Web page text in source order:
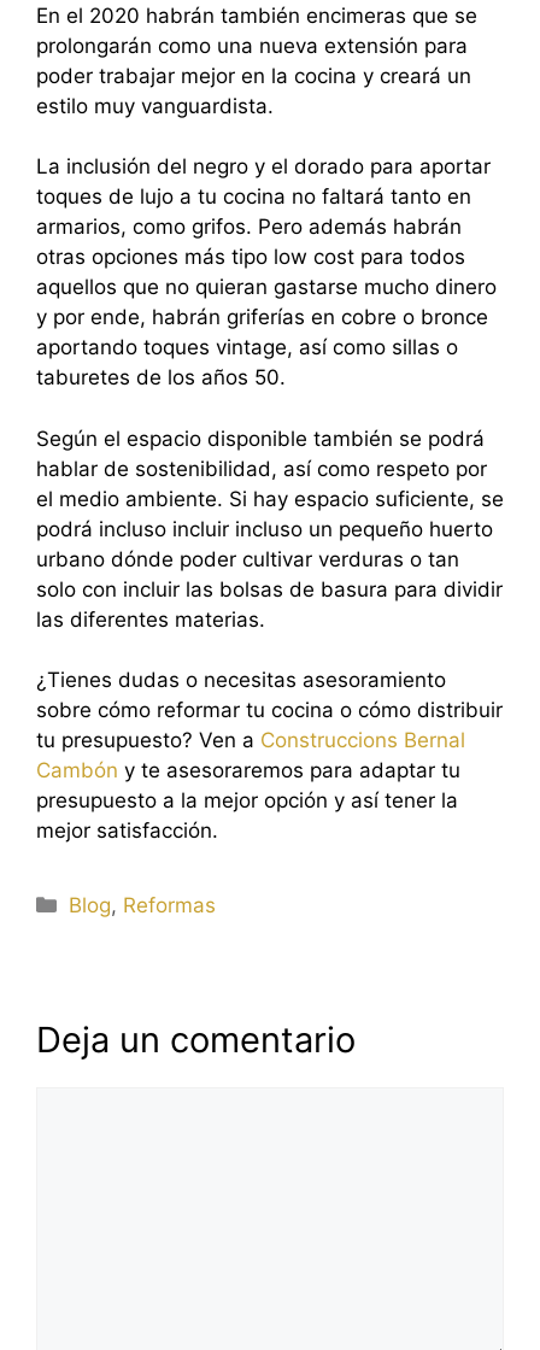
En el 2020 habrán también encimeras que se
prolongarán como una nueva extensión para
poder trabajar mejor en la cocina y creará un
estilo muy vanguardista.
La inclusión del negro y el dorado para aportar
toques de lujo a tu cocina no faltará tanto en
armarios, como grifos. Pero además habrán
otras opciones más tipo low cost para todos
aquellos que no quieran gastarse mucho dinero
y por ende, habrán griferías en cobre o bronce
aportando toques vintage, así como sillas o
taburetes de los años 50.
Según el espacio disponible también se podrá
hablar de sostenibilidad, así como respeto por
el medio ambiente. Si hay espacio suficiente, se
podrá incluso incluir incluso un pequeño huerto
urbano dónde poder cultivar verduras o tan
solo con incluir las bolsas de basura para dividir
las diferentes materias.
¿Tienes dudas o necesitas asesoramiento
sobre cómo reformar tu cocina o cómo distribuir
tu presupuesto? Ven a Construccions Bernal
Cambón y te asesoraremos para adaptar tu
presupuesto a la mejor opción y así tener la
mejor satisfacción.
Categorías
Blog, Reformas
Deja un comentario